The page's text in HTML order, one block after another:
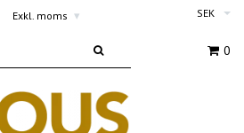
Exkl. moms ▾ SEK
0